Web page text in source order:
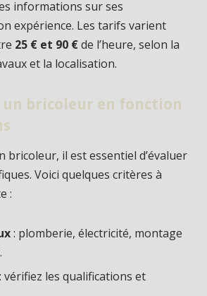
informations sur ses
expérience. Les tarifs varient
25 € et 90 €de l’heure, selon la
et la localisation.
bricoleur en fonction
bricoleur, il est essentiel d’évaluer
Voici quelques critères à
:
: plomberie, électricité, montage
: vérifiez les qualifications et